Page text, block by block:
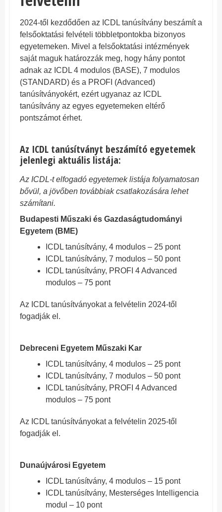
2024-től kezdődően az ICDL tanúsítvány beszámít a
felsőoktatási felvételi többletpontokba bizonyos
egyetemeken. Mivel a felsőoktatási intézmények
saját maguk határozzák meg, hogy hány pontot
adnak az ICDL 4 modulos (BASE), 7 modulos
(STANDARD) és a PROFI (Advanced)
tanúsítványokért, ezért ugyanaz az ICDL
tanúsítvány az egyes egyetemeken eltérő
pontszámot érhet.
Az ICDL tanúsítványt beszámító egyetemek
jelenlegi aktuális listája:
Az ICDL-t elfogadó egyetemek listája folyamatosan
bővül, a jövőben továbbiak csatlakozására lehet
számítani.
Budapesti Műszaki és Gazdaságtudományi
Egyetem (BME)
ICDL tanúsítvány, 4 modulos – 25 pont
ICDL tanúsítvány, 7 modulos – 50 pont
ICDL tanúsítvány, PROFI 4 Advanced
modulos – 75 pont
Az ICDL tanúsítványokat a felvételin 2024-től
fogadják el.
Debreceni Egyetem Műszaki Kar
ICDL tanúsítvány, 4 modulos – 25 pont
ICDL tanúsítvány, 7 modulos – 50 pont
ICDL tanúsítvány, PROFI 4 Advanced
modulos – 75 pont
Az ICDL tanúsítványokat a felvételin 2025-től
fogadják el.
Dunaújvárosi Egyetem
ICDL tanúsítvány, 4 modulos – 15 pont
ICDL tanúsítvány, Mesterséges Intelligencia
modul – 10 pont